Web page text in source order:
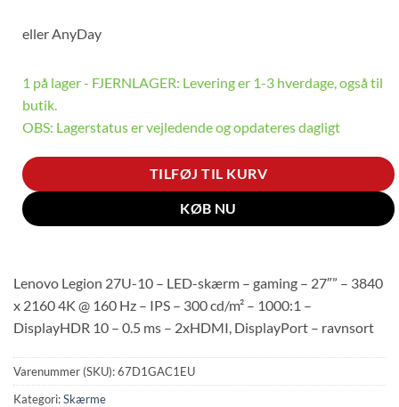
ellerAnyDay
1 på lager - FJERNLAGER: Levering er 1-3 hverdage, også til
butik.
OBS: Lagerstatus er vejledende og opdateres dagligt
TILFØJ TIL KURV
KØB NU
Lenovo Legion 27U-10 – LED-skærm – gaming – 27″” – 3840
x 2160 4K @ 160 Hz – IPS – 300 cd/m² – 1000:1 –
DisplayHDR 10 – 0.5 ms – 2xHDMI, DisplayPort – ravnsort
Varenummer (SKU):67D1GAC1EU
Kategori:Skærme